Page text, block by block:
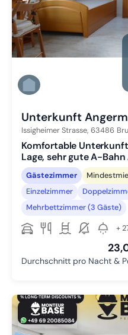
Unterkunft
Issigheimer Strasse, 63486
Komfortable
Lage, sehr gute A-
Gästezimmer
Einzelzimmer
Mehrbettzimmer (3 Gäste)
+
Durchschnitt pro Nacht &